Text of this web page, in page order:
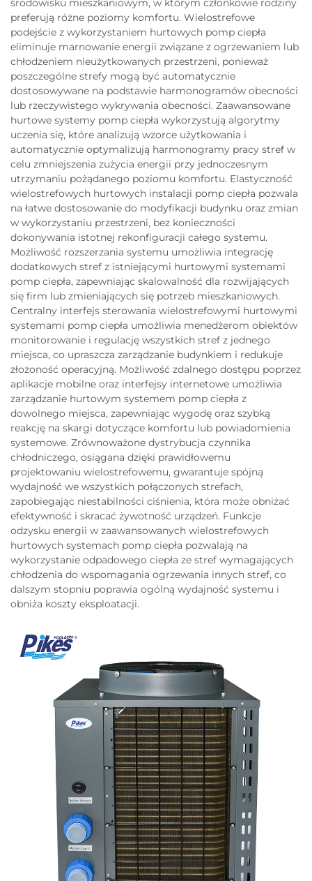
środowisku mieszkaniowym, w którym członkowie rodziny
preferują różne poziomy komfortu. Wielostrefowe
podejście z wykorzystaniem hurtowych pomp ciepła
eliminuje marnowanie energii związane z ogrzewaniem lub
chłodzeniem nieużytkowanych przestrzeni, ponieważ
poszczególne strefy mogą być automatycznie
dostosowywane na podstawie harmonogramów obecności
lub rzeczywistego wykrywania obecności. Zaawansowane
hurtowe systemy pomp ciepła wykorzystują algorytmy
uczenia się, które analizują wzorce użytkowania i
automatycznie optymalizują harmonogramy pracy stref w
celu zmniejszenia zużycia energii przy jednoczesnym
utrzymaniu pożądanego poziomu komfortu. Elastyczność
wielostrefowych hurtowych instalacji pomp ciepła pozwala
na łatwe dostosowanie do modyfikacji budynku oraz zmian
w wykorzystaniu przestrzeni, bez konieczności
dokonywania istotnej rekonfiguracji całego systemu.
Możliwość rozszerzania systemu umożliwia integrację
dodatkowych stref z istniejącymi hurtowymi systemami
pomp ciepła, zapewniając skalowalność dla rozwijających
się firm lub zmieniających się potrzeb mieszkaniowych.
Centralny interfejs sterowania wielostrefowymi hurtowymi
systemami pomp ciepła umożliwia menedżerom obiektów
monitorowanie i regulację wszystkich stref z jednego
miejsca, co upraszcza zarządzanie budynkiem i redukuje
złożoność operacyjną. Możliwość zdalnego dostępu poprzez
aplikacje mobilne oraz interfejsy internetowe umożliwia
zarządzanie hurtowym systemem pomp ciepła z
dowolnego miejsca, zapewniając wygodę oraz szybką
reakcję na skargi dotyczące komfortu lub powiadomienia
systemowe. Zrównoważone dystrybucja czynnika
chłodniczego, osiągana dzięki prawidłowemu
projektowaniu wielostrefowemu, gwarantuje spójną
wydajność we wszystkich połączonych strefach,
zapobiegając niestabilności ciśnienia, która może obniżać
efektywność i skracać żywotność urządzeń. Funkcje
odzysku energii w zaawansowanych wielostrefowych
hurtowych systemach pomp ciepła pozwalają na
wykorzystanie odpadowego ciepła ze stref wymagających
chłodzenia do wspomagania ogrzewania innych stref, co
dalszym stopniu poprawia ogólną wydajność systemu i
obniża koszty eksploatacji.